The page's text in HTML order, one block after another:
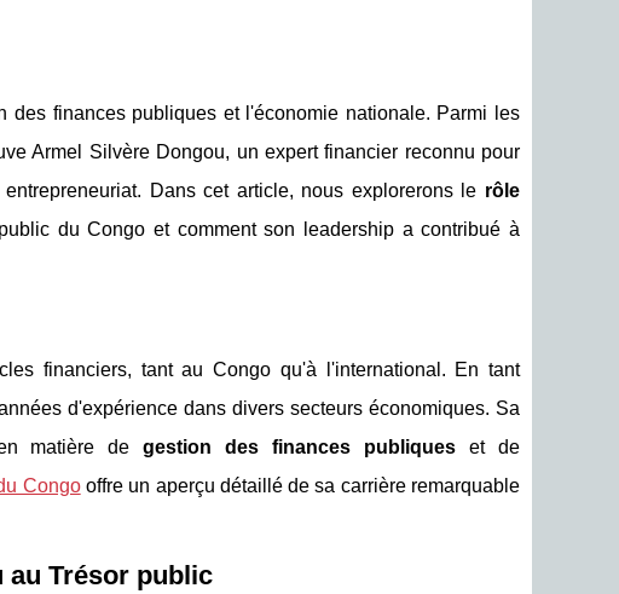
finances publiques et l'économie nationale. Parmi les
Armel Silvère Dongou, un expert financier reconnu pour
Dans cet article, nous explorerons le rôle
du Congo et comment son leadership a contribué à
financiers, tant au Congo qu'à l'international. En tant
d'expérience dans divers secteurs économiques. Sa
en matière degestion des finances publiques et de
Congooffre un aperçu détaillé de sa carrière remarquable
au Trésor public